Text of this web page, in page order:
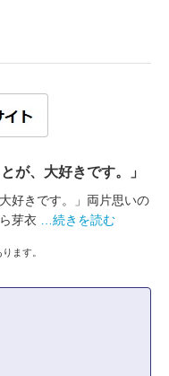
、大好きです。」
好きです。」両片思いの
芽衣
…続きを読む
ます。